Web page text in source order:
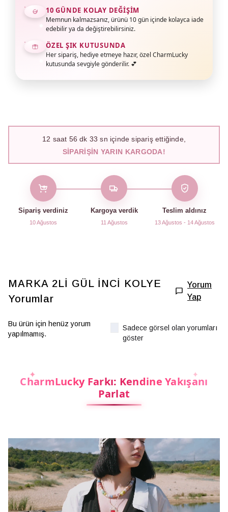
10 GÜNDE KOLAY DEĞIŞIM
Memnun kalmazsanız, ürünü 10 gün içinde kolayca iade
edebilir ya da değiştirebilirsiniz.
ÖZEL ŞIK KUTUSUNDA
Her sipariş, hediye etmeye hazır, özel CharmLucky
kutusunda sevgiyle gönderilir. 💕
12 saat 56 dk 32 sn içinde sipariş ettiğinde,
SIPARIŞIN YARIN KARGODA!
Sipariş verdiniz
10 Ağustos
Kargoya verdik
11 Ağustos
Teslim aldınız
13 Ağustos - 14 Ağustos
MARKA 2Lİ GÜL İNCİ KOLYE
Yorumlar
Yorum
Yap
Bu ürün için henüz yorum
yapılmamış.
Sadece görsel olan yorumları
göster
CharmLucky Farkı: Kendine Yakışanı
Parlat